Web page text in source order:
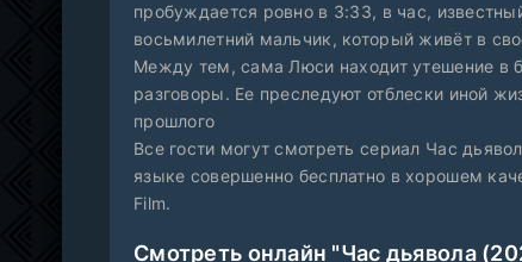
пробуждается ровно в 3:33, в час,
восьмилетний мальчик, который живёт в
Между тем, сама Люси находит утешение в
разговоры. Ее преследуют отблески иной
прошлого
Все гости могут смотреть сериал Час
языке совершенно бесплатно в хорошем
Film.
Смотреть онлайн "Час дьявола